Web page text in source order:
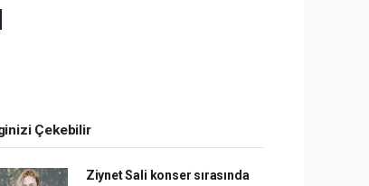
Çekebilir
Ziynet Sali konser sırasında